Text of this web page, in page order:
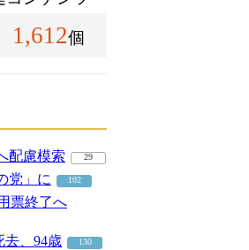
1,612個
配慮模索 29
党」に 102
票終了へ
去、94歳 130